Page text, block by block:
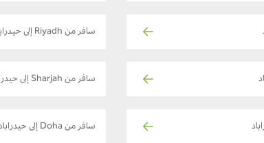
سافر من Riyadh إلى حيدراباد
سافر من Sharjah إلى حيدراباد
سافر من Doha إلى حيدراباد